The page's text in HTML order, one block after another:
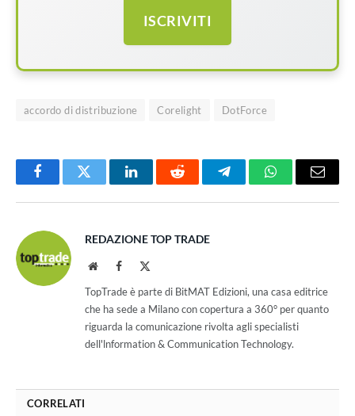
ISCRIVITI
accordo di distribuzione Corelight DotForce
FacebookTwitter LinkedInReddit TelegramWhatsAppEmail
REDAZIONE TOP TRADE
WebsiteFacebook
TopTrade è parte di BitMAT Edizioni, una casa editrice
che ha sede a Milano con copertura a 360° per quanto
riguarda la comunicazione rivolta agli specialisti
dell'lnformation & Communication Technology.
CORRELATI